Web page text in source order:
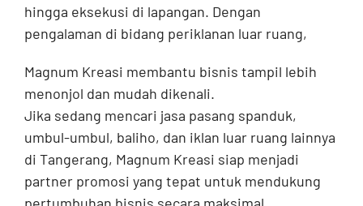
hingga eksekusi di lapangan. Dengan
pengalaman di bidang periklanan luar ruang,
Magnum Kreasi membantu bisnis tampil lebih
menonjol dan mudah dikenali.
Jika sedang mencari jasa pasang spanduk,
umbul-umbul, baliho, dan iklan luar ruang lainnya
di Tangerang, Magnum Kreasi siap menjadi
partner promosi yang tepat untuk mendukung